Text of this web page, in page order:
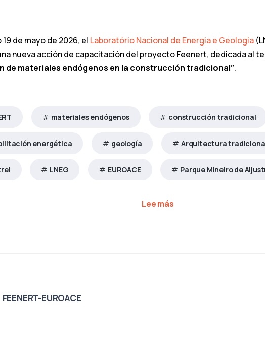
19 de mayo de 2026, el Laboratório Nacional de Energia e Geologia
nueva acción de capacitación del proyecto Feenert, dedicada al
de materiales endógenos en la construcción tradicional”.
materiales endógenos construcción tradicional
energética geología Arquitectura
LNEG EUROACE Parque Mineiro de
Lee mássobre La geología y el
FEENERT-EUROACE